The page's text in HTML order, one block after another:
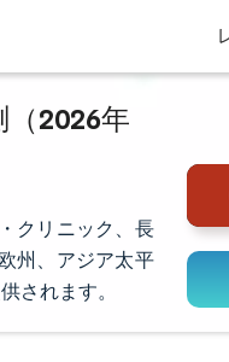
2026年
クリニック、長
州、アジア太平
されます。